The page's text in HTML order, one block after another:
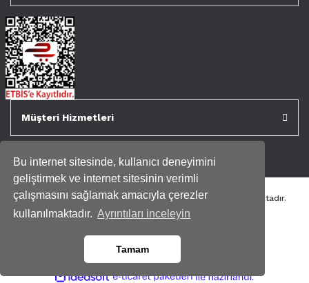
Bu internet sitesinde, kullanıcı deneyimini
geliştirmek ve internet sitesinin verimli
çalışmasını sağlamak amacıyla çerezler
kullanılmaktadır. Ayrıntıları inceleyin
Tamam
Müşteri Hizmetleri
Tüm kredi kartı bilgileriniz 256bit SSL Sertifikası ile korunmaktadır.
Genispencere.com Tüm Hakları Saklıdır.
ideasoft e- ile